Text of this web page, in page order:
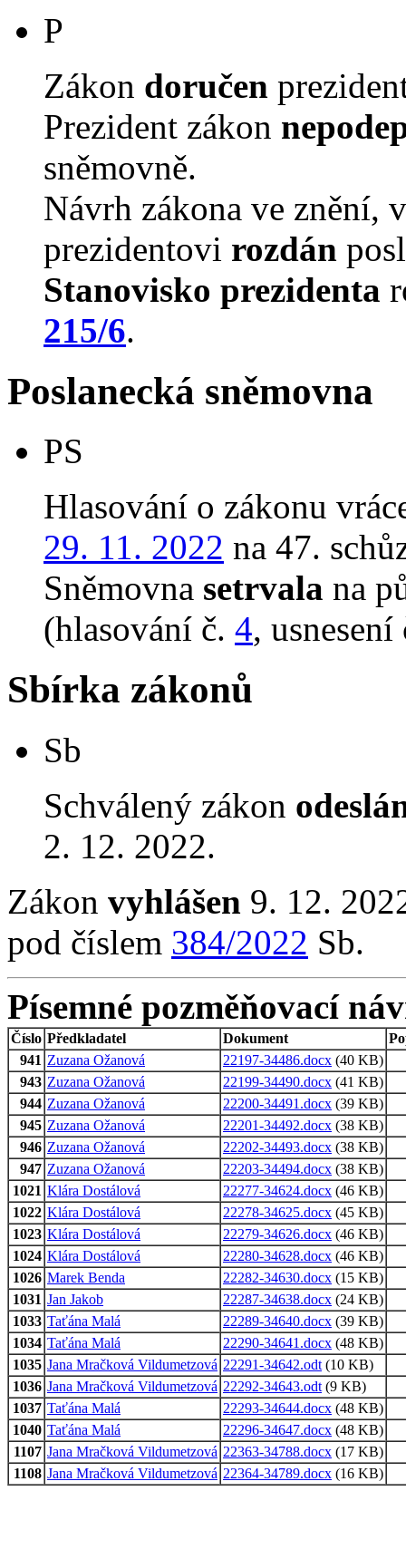
P
Zákon doručen
Prezident zákon
sněmovně.
Návrh zákona ve znění,
prezidentovi rozdán
Stanovisko prezidenta
215/6.
Poslanecká sněmovna
PS
Hlasování o zákonu
29. 11. 2022 na 47.
Sněmovna setrvala na
(hlasování č. 4,
Sbírka zákonů
Sb
Schválený zákon
2. 12. 2022.
Zákon vyhlášen 9. 12.
pod číslem 384/2022 Sb.
Písemné pozměňovací
Číslo Předkladatel Dokument
941 Zuzana Ožanová 22197-34486.docx (40 KB)
943 Zuzana Ožanová 22199-34490.docx (41 KB)
944 Zuzana Ožanová 22200-34491.docx (39 KB)
945 Zuzana Ožanová 22201-34492.docx (38 KB)
946 Zuzana Ožanová 22202-34493.docx (38 KB)
947 Zuzana Ožanová 22203-34494.docx (38 KB)
1021 Klára Dostálová 22277-34624.docx (46 KB)
1022 Klára Dostálová 22278-34625.docx (45 KB)
1023 Klára Dostálová 22279-34626.docx (46 KB)
1024 Klára Dostálová 22280-34628.docx (46 KB)
1026 Marek Benda 22282-34630.docx (15 KB)
1031 Jan Jakob 22287-34638.docx (24 KB)
1033 Taťána Malá 22289-34640.docx (39 KB)
1034 Taťána Malá 22290-34641.docx (48 KB)
1035 Jana Mračková Vildumetzová 22291-34642.odt (10 KB)
1036 Jana Mračková Vildumetzová 22292-34643.odt (9 KB)
1037 Taťána Malá 22293-34644.docx (48 KB)
1040 Taťána Malá 22296-34647.docx (48 KB)
1107 Jana Mračková Vildumetzová 22363-34788.docx (17 KB)
1108 Jana Mračková Vildumetzová 22364-34789.docx (16 KB)